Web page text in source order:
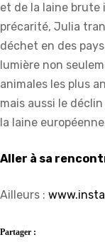
et de la laine brute
précarité, Julia
déchet en des
lumière non
animales les plus
mais aussi le
la laine
Aller à sa
Ailleurs :
Partager :